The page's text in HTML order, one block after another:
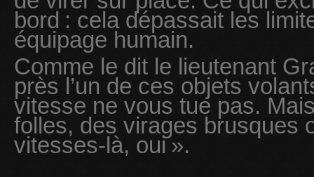
bord : cela dépassait les
équipage humain.
Comme le dit le lieutenant
près l’un de ces objets
vitesse ne vous tue pas.
folles, des virages brusques
vitesses-là, oui ».